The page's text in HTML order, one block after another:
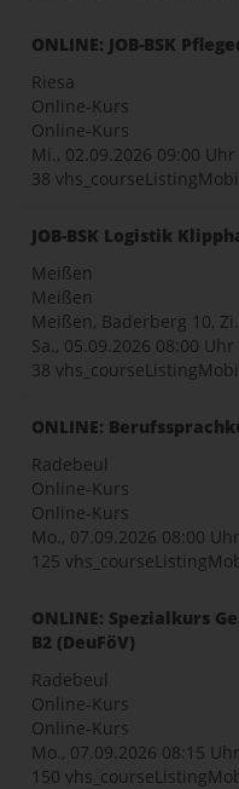
ONLINE: JOB-BSK
Riesa
Online-Kurs
Online-Kurs
Mi., 02.09.2026 09:00 Uhr
38
JOB-BSK Logistik
Meißen
Meißen
Meißen, Baderberg 10,
Sa., 05.09.2026 08:00 Uhr
38
ONLINE:
Radebeul
Online-Kurs
Online-Kurs
Mo., 07.09.2026 08:00 Uhr
125
ONLINE: Spezialkurs
B2 (DeuFöV)
Radebeul
Online-Kurs
Online-Kurs
Mo., 07.09.2026 08:15 Uhr
150